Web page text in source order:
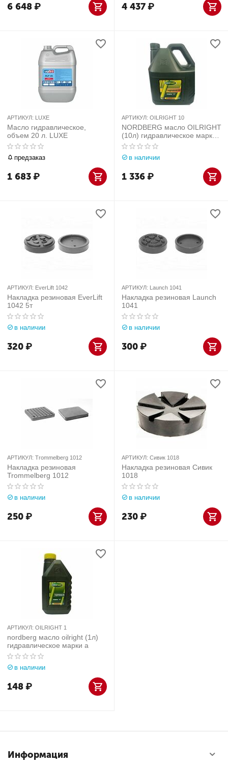
6 648₽ 4 437₽
АРТИКУЛ: LUXE
Масло гидравлическое,
объем 20 л. LUXE
предзаказ
1 683₽
АРТИКУЛ: OILRIGHT 10
NORDBERG масло OILRIGHT
(10л) гидравлическое марки
А
в наличии
1 336₽
АРТИКУЛ: EverLift 1042
Накладка резиновая EverLift
1042 5т
в наличии
320₽
АРТИКУЛ: Launch 1041
Накладка резиновая Launch
1041
в наличии
300₽
АРТИКУЛ: Trommelberg 1012
Накладка резиновая
Trommelberg 1012
в наличии
250₽
АРТИКУЛ: Сивик 1018
Накладка резиновая Сивик
1018
в наличии
230₽
АРТИКУЛ: OILRIGHT 1
nordberg масло oilright (1л)
гидравлическое марки а
в наличии
148₽
Информация